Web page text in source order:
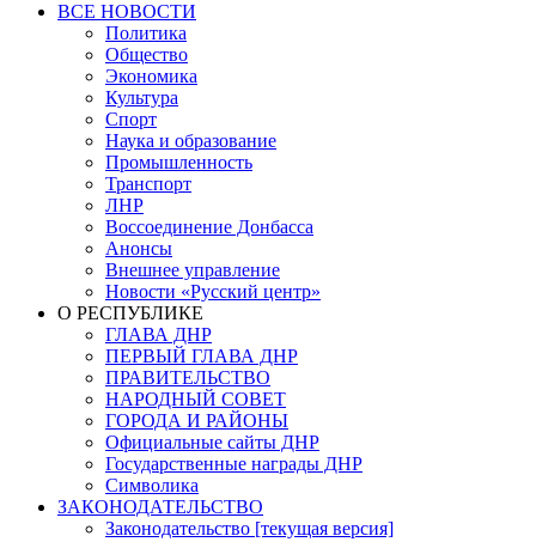
ВСЕ НОВОСТИ
Политика
Общество
Экономика
Культура
Спорт
Наука и образование
Промышленность
Транспорт
ЛНР
Воссоединение Донбасса
Анонсы
Внешнее управление
Новости «Русский центр»
О РЕСПУБЛИКЕ
ГЛАВА ДНР
ПЕРВЫЙ ГЛАВА ДНР
ПРАВИТЕЛЬСТВО
НАРОДНЫЙ СОВЕТ
ГОРОДА И РАЙОНЫ
Официальные сайты ДНР
Государственные награды ДНР
Символика
ЗАКОНОДАТЕЛЬСТВО
Законодательство [текущая версия]